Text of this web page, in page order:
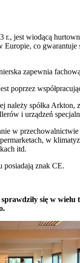
r., jest wiodącą
Europie, co
zapewnia
poprzez
należy spółka Arkton,
i urządzeń
w
w
itd.
posiadają znak CE.
się w